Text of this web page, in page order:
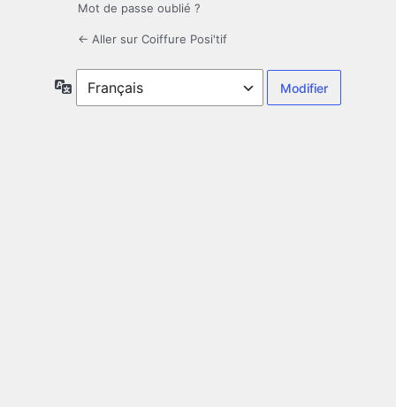
Mot de passe oublié ?
← Aller sur Coiffure Posi'tif
Langue